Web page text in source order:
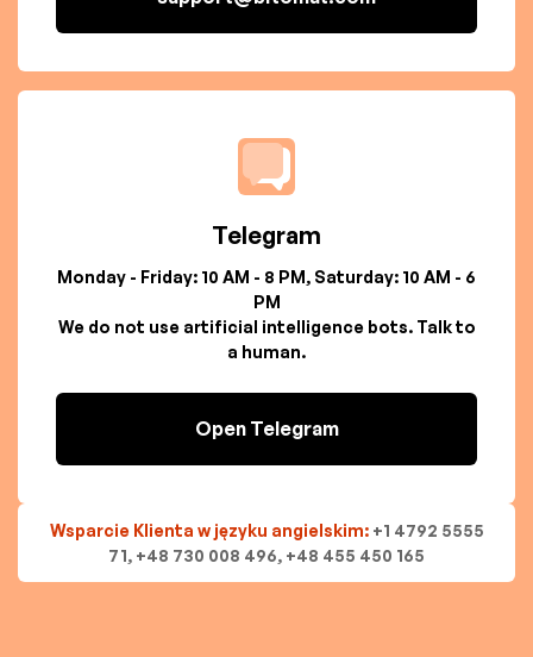
Telegram
Monday - Friday: 10 AM - 8 PM, Saturday: 10 AM - 6
PM
We do not use artificial intelligence bots. Talk to
a human.
Open Telegram
Wsparcie Klienta w języku angielskim: +1 4792 5555
71, +48 730 008 496, +48 455 450 165